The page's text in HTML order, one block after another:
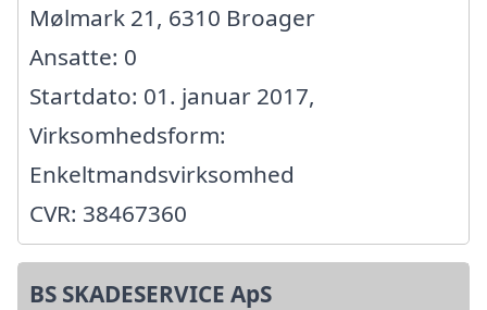
Mølmark 21, 6310 Broager
Ansatte: 0
Startdato: 01. januar 2017,
Virksomhedsform:
Enkeltmandsvirksomhed
CVR: 38467360
BS SKADESERVICE ApS